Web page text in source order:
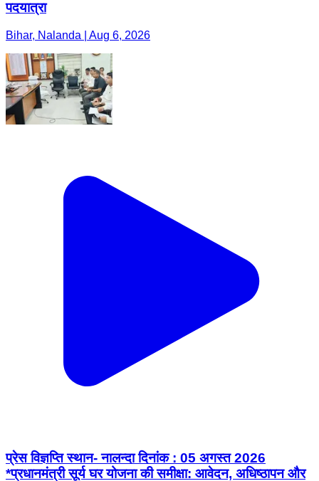
पदयात्रा
Bihar, Nalanda | Aug 6, 2026
प्रेस विज्ञप्ति स्थान- नालन्दा दिनांक : 05 अगस्त 2026
*प्रधानमंत्री सूर्य घर योजना की समीक्षा: आवेदन, अधिष्ठापन और